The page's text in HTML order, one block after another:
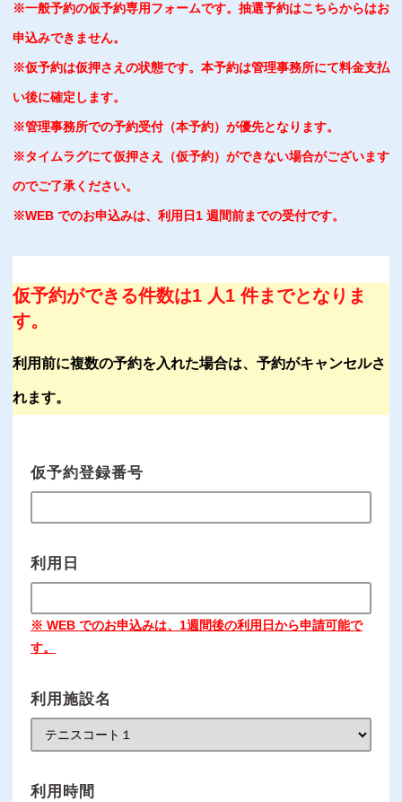
※一般予約の仮予約専用フォームです。抽選予約はこちらからはお
申込みできません。
※仮予約は仮押さえの状態です。本予約は管理事務所にて料金支払
い後に確定します。
※管理事務所での予約受付（本予約）が優先となります。
※タイムラグにて仮押さえ（仮予約）ができない場合がございます
のでご了承ください。
※WEB でのお申込みは、利用日1 週間前までの受付です。
仮予約ができる件数は1 人1 件までとなりま
す。
利用前に複数の予約を入れた場合は、予約がキャンセルさ
れます。
仮予約登録番号
利用日
※ WEB でのお申込みは、1週間後の利用日から申請可能で
す。
利用施設名
利用時間